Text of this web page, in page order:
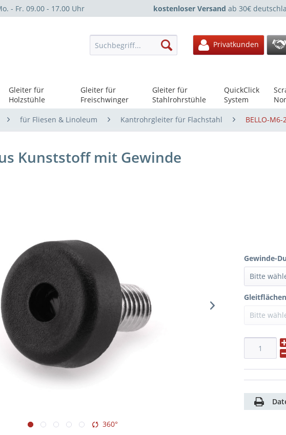
- Fr. 09.00 - 17.00 Uhr kostenloser Versand ab 30€
Privatkunden
Gleiter für
Holzstühle
Gleiter für
Freischwinger
Gleiter für
Stahlrohrstühle
QuickClick
System
für Fliesen & Linoleum Kantrohrgleiter für Flachstahl BELLO-M6-
Kunststoff mit Gewinde
360°
Gewinde-